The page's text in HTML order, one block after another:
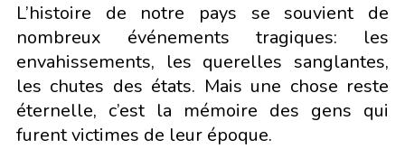
L’histoire de notre pays se souvient de
nombreux événements tragiques: les
envahissements, les querelles sanglantes,
les chutes des états. Mais une chose reste
éternelle, c’est la mémoire des gens qui
furent victimes de leur époque.